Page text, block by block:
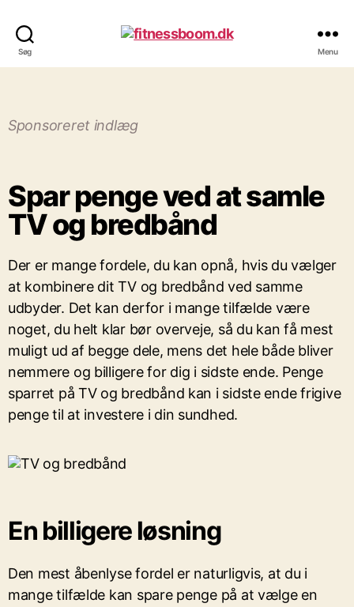
Søg Menu
Sponsoreret indlæg
Spar penge ved at samle
TV og bredbånd
Der er mange fordele, du kan opnå, hvis du vælger
at kombinere dit TV og bredbånd ved samme
udbyder. Det kan derfor i mange tilfælde være
noget, du helt klar bør overveje, så du kan få mest
muligt ud af begge dele, mens det hele både bliver
nemmere og billigere for dig i sidste ende. Penge
sparret på TV og bredbånd kan i sidste ende frigive
penge til at investere i din sundhed.
En billigere løsning
Den mest åbenlyse fordel er naturligvis, at du i
mange tilfælde kan spare penge på at vælge en